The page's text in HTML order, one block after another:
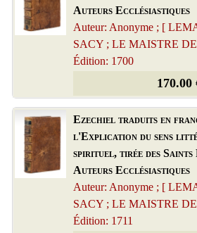
Auteurs Ecclésiastiques
Auteur: Anonyme ; [
SACY ; LE MAISTRE
Édition: 1700
170.00
Ezechiel traduits en
l'Explication du sens
spirituel, tirée des Saints
Auteurs Ecclésiastiques
Auteur: Anonyme ; [
SACY ; LE MAISTRE
Édition: 1711